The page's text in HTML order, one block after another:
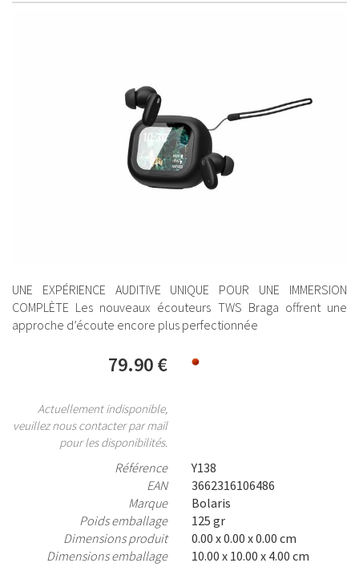
UNE EXPÉRIENCE AUDITIVE UNIQUE POUR UNE IMMERSION
COMPLÈTE Les nouveaux écouteurs TWS Braga offrent une
approche d’écoute encore plus perfectionnée
79.90 €
Actuellement indisponible,
veuillez nous contacter par mail
pour les disponibilités.
Référence
Y138
EAN
3662316106486
Marque
Bolaris
Poids emballage
125 gr
Dimensions produit
0.00 x 0.00 x 0.00 cm
Dimensions emballage
10.00 x 10.00 x 4.00 cm